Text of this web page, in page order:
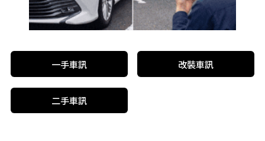
一手車訊 改裝車訊
二手車訊